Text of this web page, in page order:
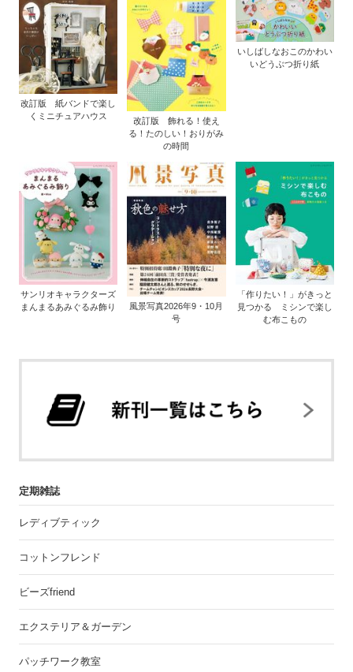
改訂版 紙バンドで楽し
くミニチュアハウス
改訂版 飾れる！使え
る！たのしい！おりがみ
の時間
いしばしなおこのかわい
いどうぶつ折り紙
サンリオキャラクターズ
まんまるあみぐるみ飾り
風景写真2026年9・10月
号
「作りたい！」がきっと
見つかる ミシンで楽し
む布こもの
定期雑誌
レディブティック
コットンフレンド
ビーズfriend
エクステリア＆ガーデン
パッチワーク教室